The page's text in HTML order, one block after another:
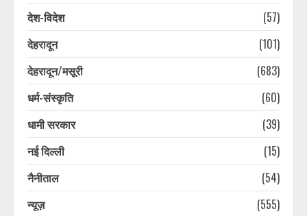
देश-विदेश
(57)
देहरादून
(101)
देहरादून/मसूरी
(683)
धर्म-संस्कृति
(60)
धामी सरकार
(39)
नई दिल्ली
(15)
नैनीताल
(54)
न्यूज़
(555)